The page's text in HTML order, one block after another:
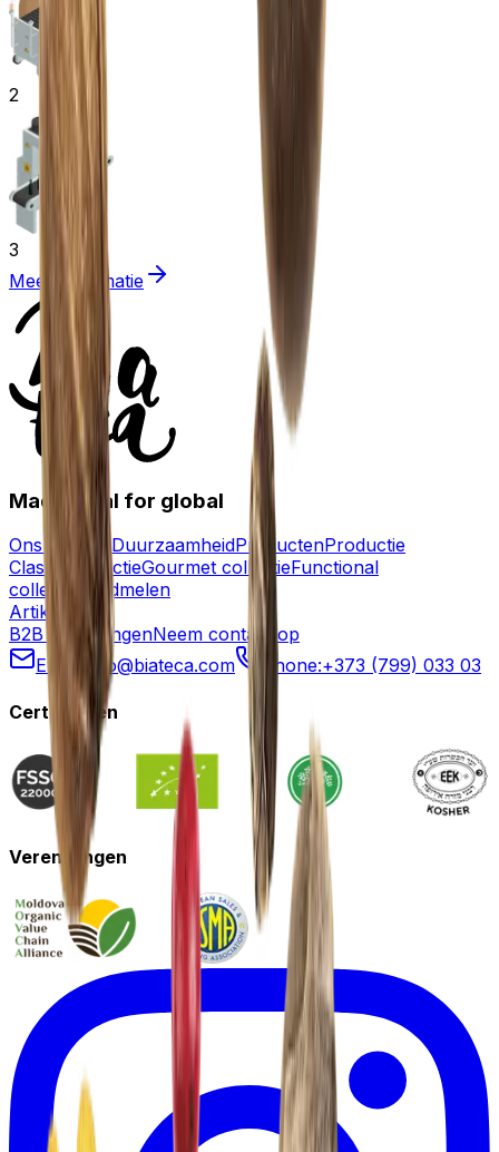
2
3
Meer informatie
Made local for global
Ons verhaalDuurzaamheidProductenProductie
Classic collectieGourmet collectieFunctional
collectie
Zaadmelen
Artikelen
B2B OplossingenNeem contact op
Email: info@biateca.com Phone:+373 (799) 033 03
Certificaten
Verenigingen